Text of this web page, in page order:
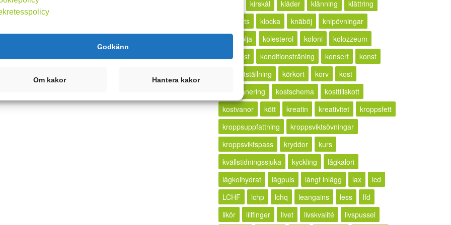
kirskål kläder klänning
klättring
klickhets
klocka knäböj
knipövningar
kokosolja
kolesterol koloni
kolozzeum
kompost
konditionsträning konsert
konst
konstutställning
körkort korv
kost
kostplanering
kostschema
kosttillskott
kostvanor
kött kreatin kreativitet
kroppsfett
kroppsuppfattning
kroppsviktsövningar
kroppsviktspass
kryddor
kurs
kvällstidningssjuka
kyckling
lågkalori
lågkolhydrat
lågpuls långt inlägg lax
lcd
LCHF
lchp lchq leangains less
lfd
likör
lillfinger livet livskvalité livspussel
Godkänn
Om kakor Hantera kakor